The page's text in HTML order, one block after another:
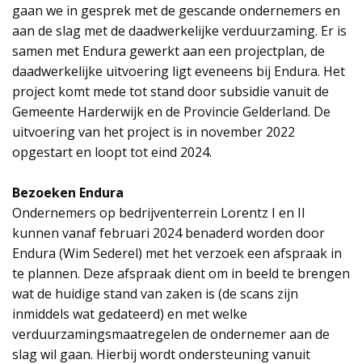
gaan we in gesprek met de gescande ondernemers en
aan de slag met de daadwerkelijke verduurzaming. Er is
samen met Endura gewerkt aan een projectplan, de
daadwerkelijke uitvoering ligt eveneens bij Endura. Het
project komt mede tot stand door subsidie vanuit de
Gemeente Harderwijk en de Provincie Gelderland. De
uitvoering van het project is in november 2022
opgestart en loopt tot eind 2024.
Bezoeken Endura
Ondernemers op bedrijventerrein Lorentz I en II
kunnen vanaf februari 2024 benaderd worden door
Endura (Wim Sederel) met het verzoek een afspraak in
te plannen. Deze afspraak dient om in beeld te brengen
wat de huidige stand van zaken is (de scans zijn
inmiddels wat gedateerd) en met welke
verduurzamingsmaatregelen de ondernemer aan de
slag wil gaan. Hierbij wordt ondersteuning vanuit